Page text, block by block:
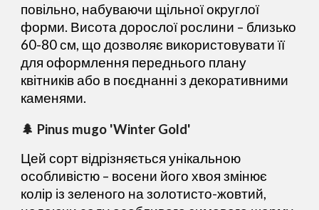
повільно, набуваючи щільної округлої
форми. Висота дорослої рослини – близько
60-80 см, що дозволяє використовувати її
для оформлення переднього плану
квітників або в поєднанні з декоративними
каменями.
🌲 Pinus mugo 'Winter Gold'
Цей сорт відрізняється унікальною
особливістю – восени його хвоя змінює
колір із зеленого на золотисто-жовтий,